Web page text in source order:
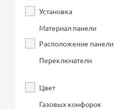
Установка
Материал панели
Расположение панели
Переключатели
Цвет
Газовых конфорок